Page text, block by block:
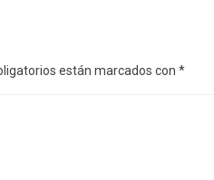
están marcados con *